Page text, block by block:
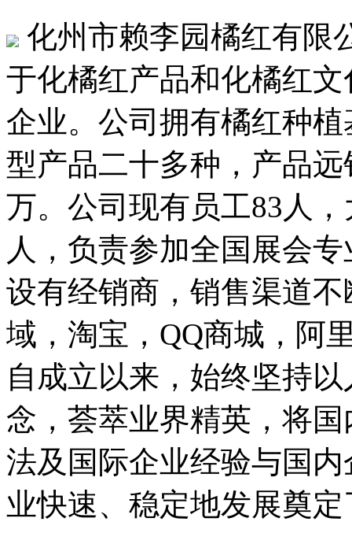
化州市赖李园橘红有限
于化橘红产品和化橘红
企业。公司拥有橘红种
型产品二十多种，产品
万。公司现有员工83人
人，负责参加全国展会
设有经销商，销售渠道
域，淘宝，QQ商城，阿
自成立以来，始终坚持
念，荟萃业界精英，将
法及国际企业经验与国
业快速、稳定地发展奠